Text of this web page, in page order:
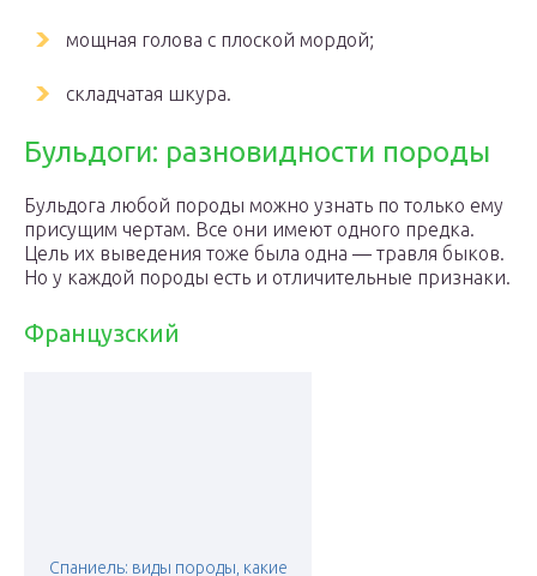
мощная голова с плоской мордой;
складчатая шкура.
Бульдоги: разновидности породы
Бульдога любой породы можно узнать по только ему
присущим чертам. Все они имеют одного предка.
Цель их выведения тоже была одна — травля быков.
Но у каждой породы есть и отличительные признаки.
Французский
Спаниель: виды породы, какие